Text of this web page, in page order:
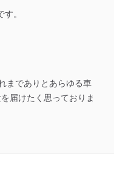
。
までありとあらゆる車
届けたく思っておりま